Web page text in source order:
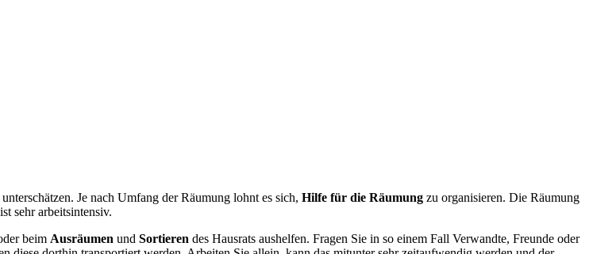
Je nach Umfang der Räumung lohnt es sich, Hilfe für die Räumung zu organisieren. Die Räumung
sehr arbeitsintensiv.
beim Ausräumen und Sortieren des Hausrats aushelfen. Fragen Sie in so einem Fall Verwandte, Freunde oder